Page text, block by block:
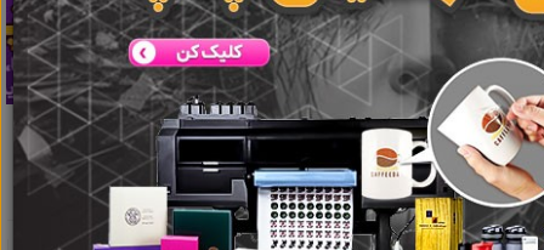
نتایج جستجو برای برچسباعلام بار یخچالی و
حمل بار با ماشین های یخچالدار
قزوین،خرمدشت،سیردان